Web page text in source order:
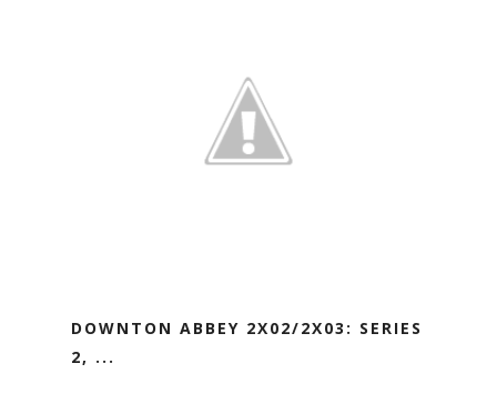
DOWNTON ABBEY 2X02/2X03: SERIES
2, ...